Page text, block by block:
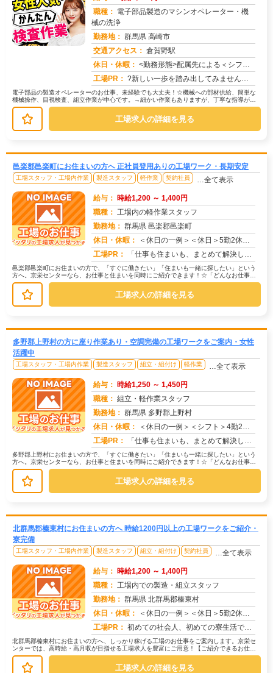
職種： 電子部品製造のマシンオペレーター・機
械の洗浄
勤務地： 群馬県 高崎市
交通アクセス： 倉賀野駅
休日・休暇： <勤務形態>配属先による＜シフト＞4勤2休＜休日＞工場カレンダーによる
工場PR： ?新しい一歩を踏み出してみませんか？?株式会社京栄センターでは、未経験者の方も安心してスタートできる環境です！☆学...
電子部品の製造オペレーターのお仕事、未経験でも大丈夫！☆機械への部材供給、簡単な
機械操作、目視検査、組立作業が中心です。→細かい作業もありますが、丁寧な指導があ
るので安心です！☆学歴・経験・資格...
工場求人の詳細を見る
邑楽郡邑楽町にお住まいの方へ 正社員登用ありの工場ワーク・長期安定
工場スタッフ・工場内作業 製造スタッフ 軽作業 契約社員 …全て表示
給与： 時給1,200 ～ 1,400円
職種： 工場内の軽作業スタッフ
勤務地： 群馬県 邑楽郡邑楽町
休日・休暇：
＜休日の一例＞＜休日＞5勤2休（工場カレンダーによる）★ＧＷ・夏季・年末年始休暇あり★有給休暇あり※配属先により休...
工場PR：
「仕事も住まいも、まとめて解決したい！」そんなあなたを応援します。株式会社京栄センターでは、全国の工場求人をご紹介...
邑楽郡邑楽町にお住まいの方で、「すぐに働きたい」「住まいも一緒に探したい」という
方へ。京栄センターなら、お仕事と住まいを同時にご紹介できます！☆「どんなお仕事が
あるの？」→ 製造・組立・検査・軽...
工場求人の詳細を見る
多野郡上野村の方に座り作業あり・空調完備の工場ワークをご案内・女性
活躍中
工場スタッフ・工場内作業 製造スタッフ 組立・組付け 軽作業 …全て表示
給与： 時給1,250 ～ 1,450円
職種： 組立・軽作業スタッフ
勤務地： 群馬県 多野郡上野村
休日・休暇：
＜休日の一例＞＜シフト＞4勤2休＜休日＞工場カレンダーによる★長期休暇あり★有給休暇あり※配属先により休日・勤務形...
工場PR：
「仕事も住まいも、まとめて解決したい！」そんなあなたを応援します。株式会社京栄センターでは、全国の工場求人をご紹介...
多野郡上野村にお住まいの方で、「すぐに働きたい」「住まいも一緒に探したい」という
方へ。京栄センターなら、お仕事と住まいを同時にご紹介できます！☆「どんなお仕事が
あるの？」→ 製造・組立・検査・軽...
工場求人の詳細を見る
北群馬郡榛東村にお住まいの方へ 時給1200円以上の工場ワークをご紹介・
寮完備
工場スタッフ・工場内作業 製造スタッフ 組立・組付け 契約社員 …全て表示
給与： 時給1,200 ～ 1,400円
職種： 工場内での製造・組立スタッフ
勤務地： 群馬県 北群馬郡榛東村
休日・休暇：
＜休日の一例＞＜休日＞5勤2休（工場カレンダーによる）★ＧＷ・夏季・年末年始休暇あり★有給休暇あり※配属先により休...
工場PR： 初めての社会人、初めての寮生活でも安心！☆家具付き寮で初期費用0円！テレビ、エアコン、冷蔵庫など生活に必要な家電が...
北群馬郡榛東村にお住まいの方へ、しっかり稼げる工場のお仕事をご案内します。京栄セ
ンターでは、高時給・高月収が目指せる工場求人を豊富にご用意！【ご紹介できるお仕事
の一例】◇ 製造ラインでの組立・加...
工場求人の詳細を見る